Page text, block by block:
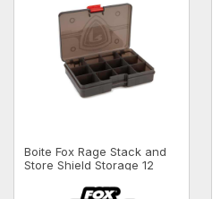
Boite Fox Rage Stack and
Store Shield Storage 12